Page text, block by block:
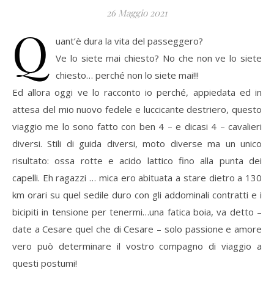
26 Maggio 2021
Q
uant’è dura la vita del passeggero?
Ve lo siete mai chiesto? No che non ve lo siete
chiesto… perché non lo siete mai!!!
Ed allora oggi ve lo racconto io perché, appiedata ed in
attesa del mio nuovo fedele e luccicante destriero, questo
viaggio me lo sono fatto con ben 4 – e dicasi 4 – cavalieri
diversi. Stili di guida diversi, moto diverse ma un unico
risultato: ossa rotte e acido lattico fino alla punta dei
capelli. Eh ragazzi … mica ero abituata a stare dietro a 130
km orari su quel sedile duro con gli addominali contratti e i
bicipiti in tensione per tenermi…una fatica boia, va detto –
date a Cesare quel che di Cesare – solo passione e amore
vero può determinare il vostro compagno di viaggio a
questi postumi!